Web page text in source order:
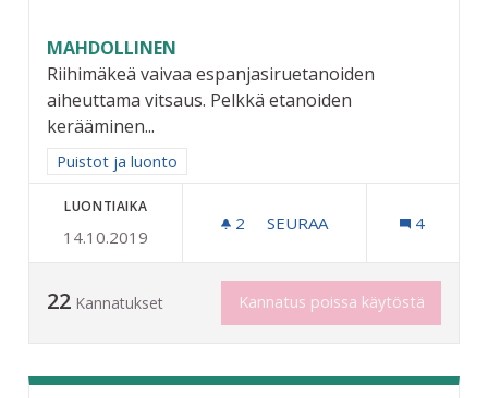
MAHDOLLINEN
Riihimäkeä vaivaa espanjasiruetanoiden
aiheuttama vitsaus. Pelkkä etanoiden
kerääminen...
Rajaa tulokset aihepiirin mukaan: Puistot ja luonto
Puistot ja luonto
LUONTIAIKA
14.10.2019
2 2 SEURAAJAA
SEURAA 4
22 Kannatukset Kannatus poissa käytöstä